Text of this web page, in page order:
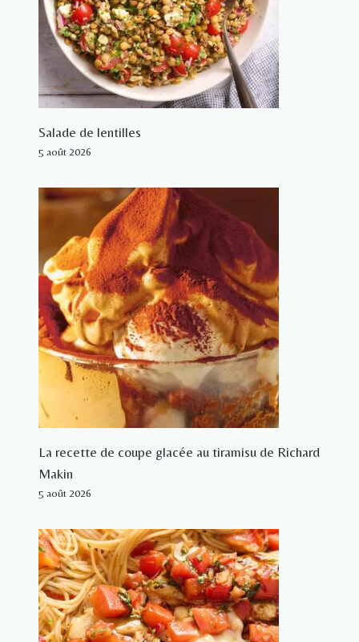
Salade de lentilles
5 août 2026
La recette de coupe glacée au tiramisu de Richard
Makin
5 août 2026